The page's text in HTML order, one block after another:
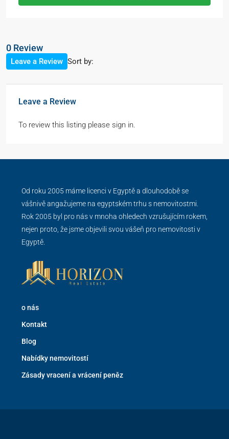
0 Review
Sort by:
Leave a Review
Leave a Review
To review this listing please sign in.
Od roku 2005 máme licenci v Egyptě a dlouhodobě se
vášnivě angažujeme na egyptském trhu s nemovitostmi.
Rok 2005 byl pro nás v mnoha ohledech vzrušujícím rokem,
nejen proto, že jsme objevili svou vášeň pro nemovitosti v
Egyptě.
o nás
Kontakt
Blog
Nabídky nemovitostí
Zásady vracení a vrácení peněz